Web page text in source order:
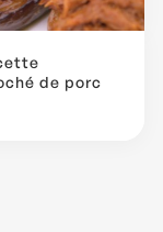
de porc